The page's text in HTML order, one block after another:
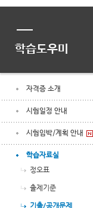
학습도우미
자격증 소개
시험일정 안내
시험임박/계획 안내
학습자료실
정오표
출제기준
기출/공개문제